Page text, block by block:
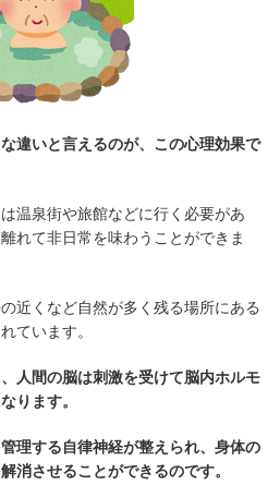
違いと言えるのが、この心理効果で
温泉街や旅館などに行く必要があ
れて非日常を味わうことができま
近くなど自然が多く残る場所にある
ています。
人間の脳は刺激を受けて脳内ホルモ
ります。
理する自律神経が整えられ、身体の
消させることができるのです。